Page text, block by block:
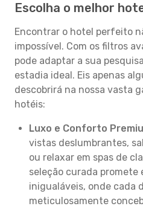
Escolha o melhor
Encontrar o hotel perfeito
impossível. Com os filtros
pode adaptar a sua
estadia ideal. Eis apenas
descobrirá na nossa vasta
hotéis:
Luxo e Conforto
vistas deslumbrantes,
ou relaxar em spas de
seleção curada promete
inigualáveis, onde cada
meticulosamente